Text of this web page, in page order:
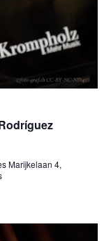
Marijkelaan 4,